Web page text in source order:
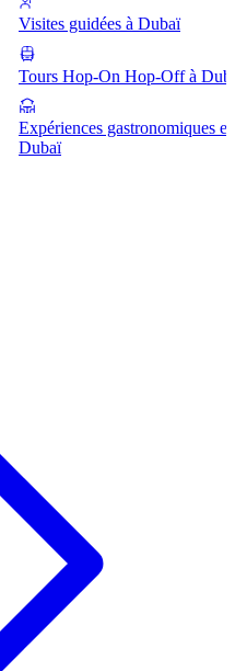
Visites guidées à Dubaï
Tours Hop-On Hop-Off à
Expériences gastronomiques en
Dubaï